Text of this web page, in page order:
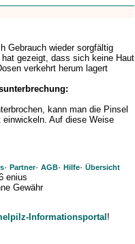
Gebrauch wieder sorgfältig
gezeigt, dass sich keine Haut
verkehrt herum lagert
kann man die Pinsel
Auf diese Weise
· Partner· AGB· Hilfe· Übersicht
enius
Gewähr
Informationsportal !